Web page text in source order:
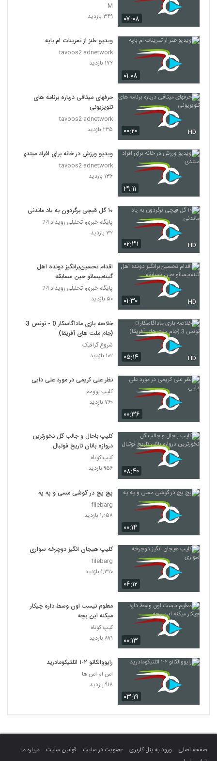
۰۷:۰۸
M
۳۴۹ بازدید
۰۱:۰۸
ویدیو طنز از تمرینات ام باپه
tavoos2 adnetwork
۱۷۲ بازدید
۰۰:۲۰ HD
حرفهای میثاقی درباره برنامه های
تلویزیونی
tavoos2 adnetwork
۲۳۵ بازدید
۲۹:۱۱
ویدیو ورزش در خانه برای افراد مبتدی
tavoos2 adnetwork
۱۳۶ بازدید
۰۲:۳۱ HD
۱۰ گل قیچی برگردون به یاد ماندنی
پایگاه خبری، تحلیلی رویداد 24
۳۲ بازدید
۰۱:۳۰ HD
اقدام تحسین‌برانگیز دونده اهل
گینه‌بیسائو حین مسابقه
پایگاه خبری، تحلیلی رویداد 24
۵۰ بازدید
۰۵:۱۴ HD
خلاصه بازی ماداگاسکار 0 - تونس 3
(جام ملت های آفریقا)
شروع گرافیک
۱۰۲ بازدید
۰۰:۳۶
نظر علی کریمی در مورد علی دایی
کلیپ بوومم
۷۶۰ بازدید
۰۸:۴۰
کلیپ باحال و جالب گل نخورترین
دروازه بانان تاریخ فوتبال
کیپ کوتاه
۹۵۶ بازدید
۰۰:۱۴
پچ پچ در گوشی مسی و په په
filebarg
۱,۰۵۸ بازدید
۰۶:۱۲
کلیپ هیجان انگیز دوچرخه سواری
filebarg
۱,۳۲۰ بازدید
۰۰:۱۳
معلوم نیست اون وسط داره چیکار
میکنه این بچه
کیپ کوتاه
۸۷۱ بازدید
۰۳:۱۹
رایووالکانو ۲-۱ اتلتیکومادرید
اس ام اس ها
۹۱۸ بازدید
صفحه اصلی ورود به پنل کاربری عضویت در سایت قوانین سایت
درباره ما